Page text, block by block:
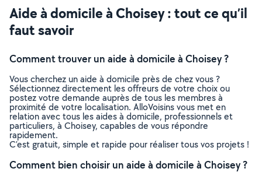
Aide à domicile à Choisey : tout ce qu’il
faut savoir
Comment trouver un aide à domicile à Choisey ?
Vous cherchez un aide à domicile près de chez vous ?
Sélectionnez directement les offreurs de votre choix ou
postez votre demande auprès de tous les membres à
proximité de votre localisation. AlloVoisins vous met en
relation avec tous les aides à domicile, professionnels et
particuliers, à Choisey, capables de vous répondre
rapidement.
C’est gratuit, simple et rapide pour réaliser tous vos projets !
Comment bien choisir un aide à domicile à Choisey ?